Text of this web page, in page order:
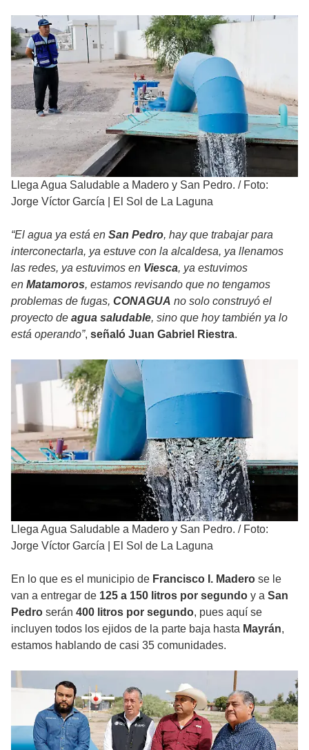
Llega Agua Saludable a Madero y San Pedro. / Foto:
Jorge Víctor García | El Sol de La Laguna
“El agua ya está en San Pedro, hay que trabajar para
interconectarla, ya estuve con la alcaldesa, ya llenamos
las redes, ya estuvimos en Viesca, ya estuvimos
en Matamoros, estamos revisando que no tengamos
problemas de fugas, CONAGUA no solo construyó el
proyecto de agua saludable, sino que hoy también ya lo
está operando”, señaló Juan Gabriel Riestra.
Llega Agua Saludable a Madero y San Pedro. / Foto:
Jorge Víctor García | El Sol de La Laguna
En lo que es el municipio de Francisco I. Madero se le
van a entregar de 125 a 150 litros por segundo y a San
Pedro serán 400 litros por segundo, pues aquí se
incluyen todos los ejidos de la parte baja hasta Mayrán,
estamos hablando de casi 35 comunidades.